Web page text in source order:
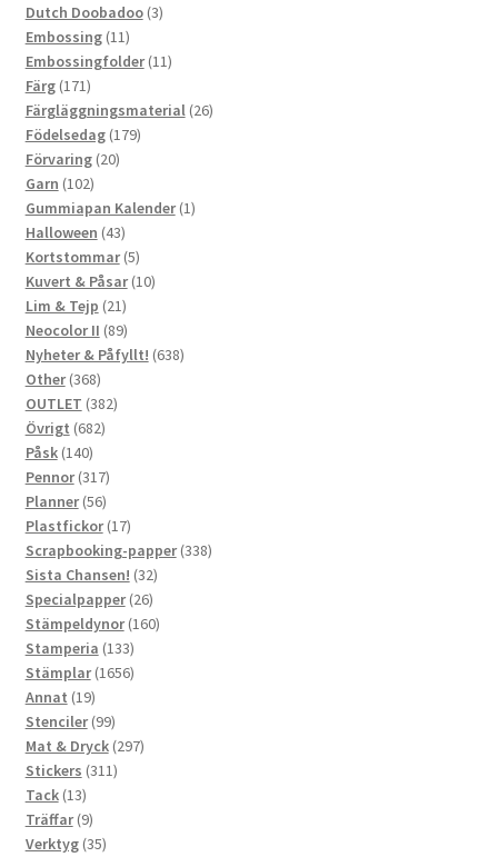
Dutch Doobadoo 33
Embossing 1111
produkter
Embossingfolder 1111
Färg 171171
produkter
Färgläggningsmaterial 2626
Födelsedag 179179
Förvaring 2020
Garn 102102
produkter
Gummiapan Kalender 11
Halloween 4343
produkter
Kortstommar 55
produkter
Kuvert & Påsar 1010
Lim & Tejp 2121
produkter
Neocolor II 8989
produkter
Nyheter & Påfyllt! 638638
Other 368368
produkter
OUTLET 382382
Övrigt 682682
Påsk 140140
produkter
Pennor 317317
produkter
Planner 5656
produkter
Plastfickor 1717
produkter
Scrapbooking-papper 338338
Sista Chansen! 3232
produkter
Specialpapper 2626
produkter
Stämpeldynor 160160
Stamperia 133133
produkter
Stämplar 16561656
Annat 1919
produkter
Stenciler 9999
produkter
Mat & Dryck 297297
Stickers 311311
Tack 1313
produkter
Träffar 99
produkter
Verktyg 3535